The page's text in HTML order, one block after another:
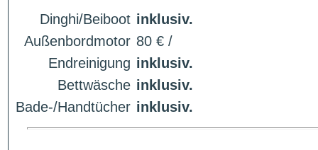
Dinghi/Beiboot inklusiv.
Außenbordmotor 80 € /
Endreinigung inklusiv.
Bettwäsche inklusiv.
Bade-/Handtücher inklusiv.